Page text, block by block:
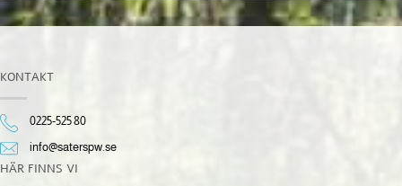
KONTAKT
0225-525 80
info@saterspw.se
HÄR FINNS VI